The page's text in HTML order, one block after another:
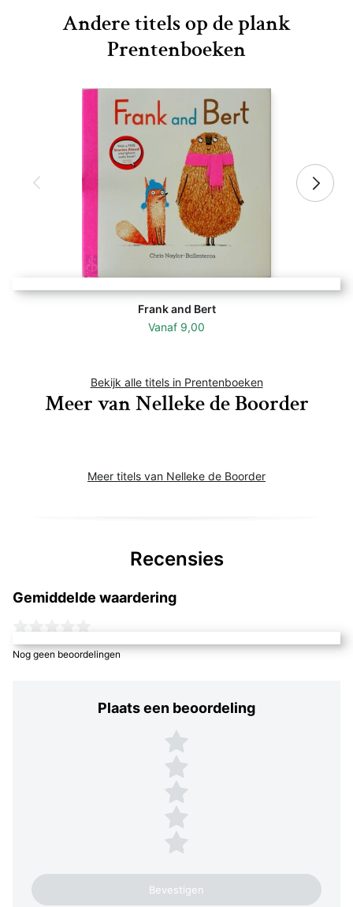
Andere titels op de plank
Prentenboeken
Frank and Bert
Vanaf 9,00
Bekijk alle titels in Prentenboeken
Meer van Nelleke de Boorder
Meer titels van Nelleke de Boorder
Recensies
Gemiddelde waardering
Nog geen beoordelingen
Plaats een beoordeling
Plaats een beoordeling
5 sterren
4 sterren
3 sterren
2 sterren
1 ster